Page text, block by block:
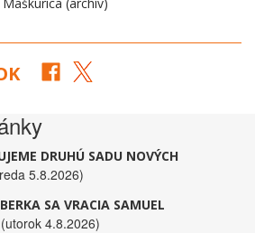
DRUHÚ SADU NOVÝCH
5.8.2026)
SA VRACIA SAMUEL
(utorok 4.8.2026)